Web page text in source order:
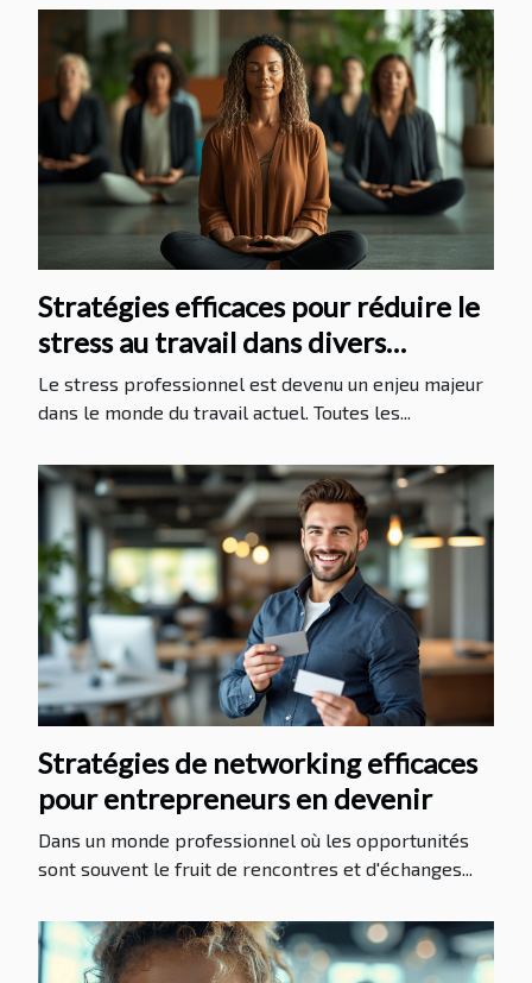
Stratégies efficaces pour réduire le
stress au travail dans divers
secteurs
Le stress professionnel est devenu un enjeu majeur
dans le monde du travail actuel. Toutes les...
Stratégies de networking efficaces
pour entrepreneurs en devenir
Dans un monde professionnel où les opportunités
sont souvent le fruit de rencontres et d'échanges...